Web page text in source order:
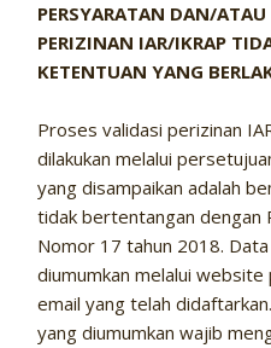
PERSYARATAN DAN/
PERIZINAN IAR/IKRAP
KETENTUAN YANG
Proses validasi perizinan
dilakukan melalui
yang disampaikan adalah
tidak bertentangan dengan
Nomor 17 tahun 2018.
diumumkan melalui website
email yang telah
yang diumumkan wajib